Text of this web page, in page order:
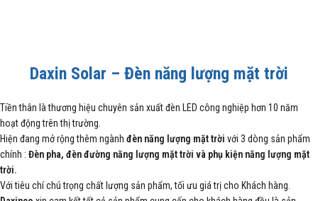
Daxin Solar – Đèn năng lượng mặt trời
Tiền thân là thương hiệu chuyên sản xuất đèn LED công nghiệp hơn 10 năm
hoạt động trên thị trường.
Hiện đang mở rộng thêm ngành đèn năng lượng mặt trời với 3 dòng sản phẩm
chính : Đèn pha, đèn đường năng lượng mặt trời và phụ kiện năng lượng mặt
trời.
Với tiêu chí chú trọng chất lượng sản phẩm, tối ưu giá trị cho Khách hàng.